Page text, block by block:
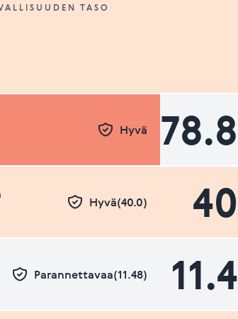
TASO
78.8
Hyvä
40
Hyvä(40.0)
11.4
Parannettavaa(11.48)